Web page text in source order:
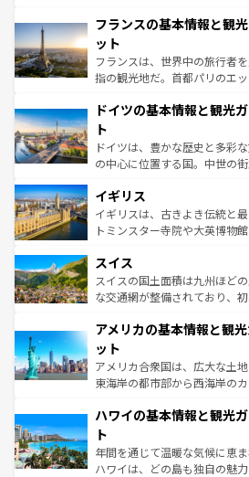
なお、新着のイタリア情報は
しい。
文化が根付くこの国では、情
れる闘牛、そして美味しいタ
る。首都マドリードの洗練さ
アートに溢れた街角から、地
せる。地方によって風土や気
ンテンツ一覧 を参照してほしい
フランスの基本情報と観
ット
フランスは、世界中の旅行者
指の観光地だ。首都パリのエ
で、幅広い魅力が詰まってい
聖堂、美しいビーチ、そして
から魅了する。また、フラン
れ、フランス料理はユネスコ
香り高いラベンダー畑など、
らに、パリ以外の地域にも魅
も豊かな歴史と文化が息づい
を参照してほしい。
ドイツの基本情報と観光
ト
ドイツは、豊かな歴史と多彩
の中心に位置する国。中世の
顔を持つこの国は、どこを歩
ルリンの文化的活気、バイエ
してライン川沿いのワイン畑
は、お酒好きな人にはぜひ体験してほし
ドイツ情報はコンテンツ一覧
イギリス
イギリスは、古きよき伝統と
トミンスター寺院や大英博物
リアごとに異なる魅力がある
ティー、ビール好きにはたま
戦など、本場だからこそでき
ンツ一覧を参照してほしい。
スイス
スイスの国土面積は九州ほど
な交通網が整備されており、
の建物がそのまま残る町や、
博物館もあり、アルプス観光
ことができる。国民の所得が
者向けの交通パス提供のサー
着のスイス情報はコンテンツ
アメリカの基本情報と観
ット
アメリカ合衆国は、広大な土
東海岸の都市部から西海岸の
のような巨大都市は、観光、
ンメントが詰まった刺激的な
西部には大自然が広がり、グ
ストーン国立公園といった絶
ハワイの基本情報と観光
ト
年間を通じて温暖な気候に恵
ハワイは、どの島も独自の魅